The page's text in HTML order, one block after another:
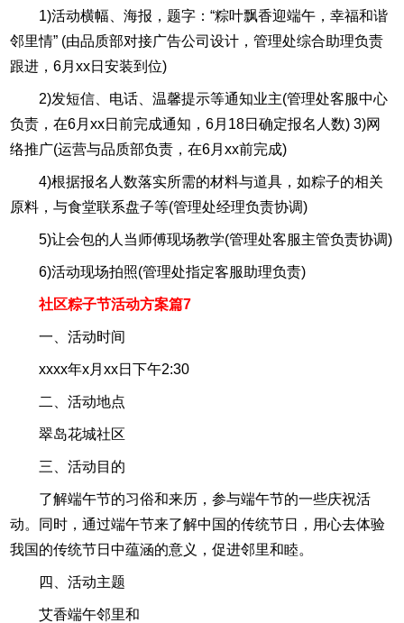
1)活动横幅、海报，题字：“粽叶飘香迎端午，幸福和谐
邻里情” (由品质部对接广告公司设计，管理处综合助理负责
跟进，6月xx日安装到位)
2)发短信、电话、温馨提示等通知业主(管理处客服中心
负责，在6月xx日前完成通知，6月18日确定报名人数) 3)网
络推广(运营与品质部负责，在6月xx前完成)
4)根据报名人数落实所需的材料与道具，如粽子的相关
原料，与食堂联系盘子等(管理处经理负责协调)
5)让会包的人当师傅现场教学(管理处客服主管负责协调)
6)活动现场拍照(管理处指定客服助理负责)
社区粽子节活动方案篇7
一、活动时间
xxxx年x月xx日下午2:30
二、活动地点
翠岛花城社区
三、活动目的
了解端午节的习俗和来历，参与端午节的一些庆祝活
动。同时，通过端午节来了解中国的传统节日，用心去体验
我国的传统节日中蕴涵的意义，促进邻里和睦。
四、活动主题
艾香端午邻里和